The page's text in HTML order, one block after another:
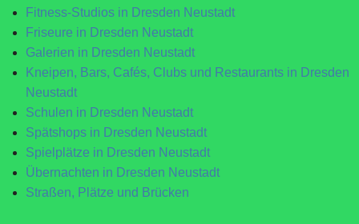
Fitness-Studios in Dresden Neustadt
Friseure in Dresden Neustadt
Galerien in Dresden Neustadt
Kneipen, Bars, Cafés, Clubs und Restaurants in Dresden
Neustadt
Schulen in Dresden Neustadt
Spätshops in Dresden Neustadt
Spielplätze in Dresden Neustadt
Übernachten in Dresden Neustadt
Straßen, Plätze und Brücken